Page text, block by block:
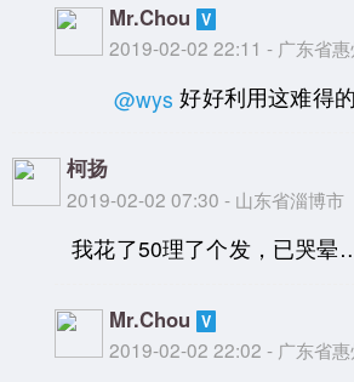
Mr.Chou
2019-02-02 22:11 - 广东省
@wys 好好利用这难得
柯扬
2019-02-02 07:30 - 山东省淄博市
我花了50理了个发，已哭
Mr.Chou
2019-02-02 22:02 - 广东省